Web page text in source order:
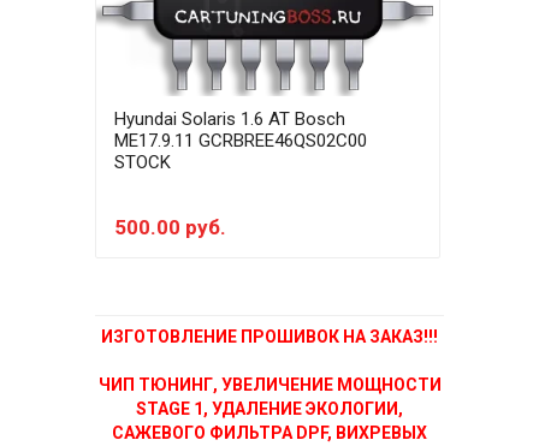
Hyundai Solaris 1.6 AT Bosch
ME17.9.11 GCRBREE46QS02C00
STOCK
500.00 руб.
ИЗГОТОВЛЕНИЕ ПРОШИВОК НА ЗАКАЗ!!!
ЧИП ТЮНИНГ, УВЕЛИЧЕНИЕ МОЩНОСТИ
STAGE 1, УДАЛЕНИЕ ЭКОЛОГИИ,
САЖЕВОГО ФИЛЬТРА DPF, ВИХРЕВЫХ